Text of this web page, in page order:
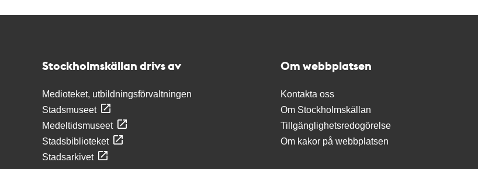
Stockholmskällan drivs av
Medioteket, utbildningsförvaltningen
Stadsmuseet
Medeltidsmuseet
Stadsbiblioteket
Stadsarkivet
Om webbplatsen
Kontakta oss
Om Stockholmskällan
Tillgänglighetsredogörelse
Om kakor på webbplatsen